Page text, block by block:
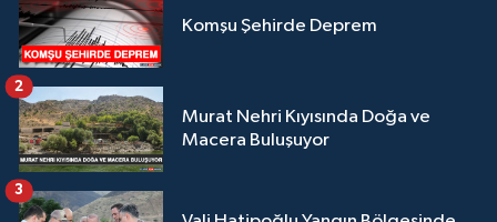
Komşu Şehirde Deprem
Murat Nehri Kıyısında Doğa ve
Macera Buluşuyor
2
3